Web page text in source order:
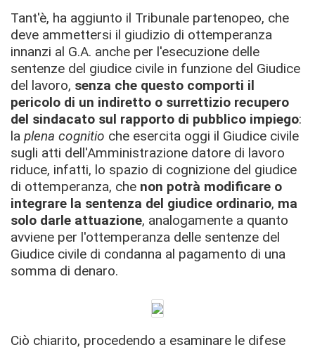
Tant'è, ha aggiunto il Tribunale partenopeo, che
deve ammettersi il giudizio di ottemperanza
innanzi al G.A. anche per l'esecuzione delle
sentenze del giudice civile in funzione del Giudice
del lavoro, senza che questo comporti il
pericolo di un indiretto o surrettizio recupero
del sindacato sul rapporto di pubblico impiego:
la plena cognitio che esercita oggi il Giudice civile
sugli atti dell'Amministrazione datore di lavoro
riduce, infatti, lo spazio di cognizione del giudice
di ottemperanza, che non potrà modificare o
integrare la sentenza del giudice ordinario, ma
solo darle attuazione, analogamente a quanto
avviene per l'ottemperanza delle sentenze del
Giudice civile di condanna al pagamento di una
somma di denaro.
Ciò chiarito, procedendo a esaminare le difese